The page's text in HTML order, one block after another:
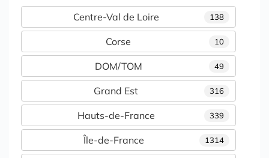
138
Centre-Val de Loire
10
Corse
49
DOM/TOM
316
Grand Est
339
Hauts-de-France
1314
Île-de-France